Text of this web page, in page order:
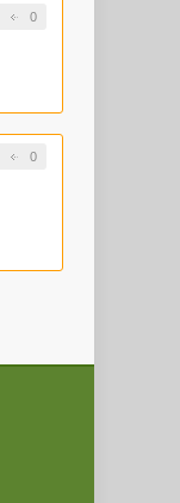
0
0